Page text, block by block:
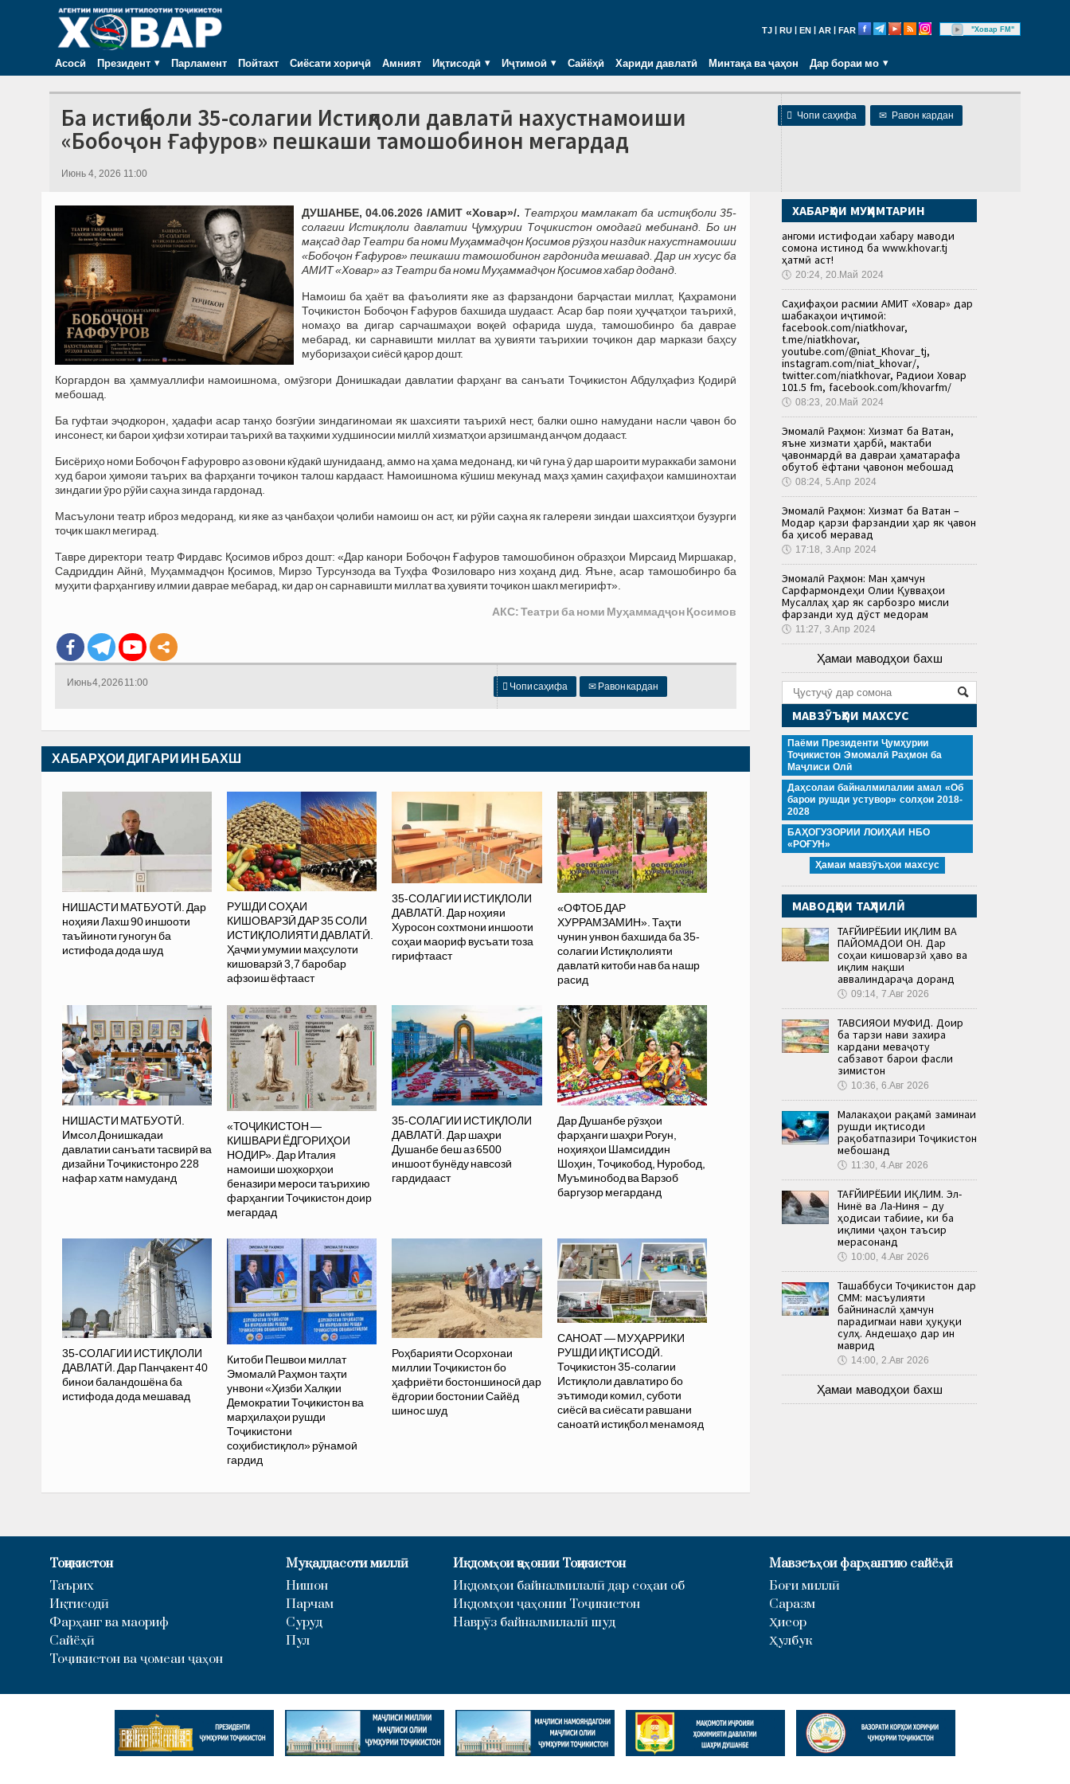
TJ RU EN AR FAR "Ховар FM"
Асосӣ Президент Парламент Пойтахт Сиёсати хориҷӣ Амният Иқтисодӣ Иҷтимоӣ Сайёҳӣ Хариди давлатӣ Минтақа ва ҷаҳон Дар бораи мо
 Чопи саҳифа ✉ Равон кардан
Ба истиқболи 35-солагии Истиқлоли давлатӣ нахустнамоиши
«Бобоҷон Ғафуров» пешкаши тамошобинон мегардад
Июнь 4, 2026 11:00
ДУШАНБЕ, 04.06.2026 /АМИТ «Ховар»/. Театрҳои мамлакат ба истиқболи 35-
солагии Истиқлоли давлатии Ҷумҳурии Тоҷикистон омодагӣ мебинанд. Бо ин
мақсад дар Театри ба номи Муҳаммадҷон Қосимов рӯзҳои наздик нахустнамоиши
«Бобоҷон Ғафуров» пешкаши тамошобинон гардонида мешавад. Дар ин хусус ба
АМИТ«Ховар» аз Театри ба номи Муҳаммадҷон Қосимов хабар доданд.
Намоиш ба ҳаёт ва фаъолияти яке аз фарзандони барҷастаи миллат, Қаҳрамони
Тоҷикистон Бобоҷон Ғафуров бахшида шудааст. Асар бар пояи ҳуҷҷатҳои таърихӣ,
номаҳо ва дигар сарчашмаҳои воқеӣ офарида шуда, тамошобинро ба даврае
мебарад, ки сарнавишти миллат ва ҳувияти таърихии тоҷикон дар маркази баҳсу
муборизаҳои сиёсӣ қарор дошт.
Коргардон ва ҳаммуаллифи намоишнома, омӯзгори Донишкадаи давлатии фарҳанг ва санъати Тоҷикистон Абдулҳафиз Қодирӣ
мебошад.
Ба гуфтаи эҷодкорон, ҳадафи асар танҳо бозгӯии зиндагиномаи як шахсияти таърихӣ нест, балки ошно намудани насли ҷавон бо
инсонест, ки барои ҳифзи хотираи таърихӣ ва таҳкими худшиносии миллӣ хизматҳои арзишманд анҷом додааст.
Бисёриҳо номи Бобоҷон Ғафуровро аз овони кӯдакӣ шунидаанд, аммо на ҳама медонанд, ки чӣ гуна ӯ дар шароити мураккаби замони
худ барои ҳимояи таърих ва фарҳанги тоҷикон талош кардааст. Намоишнома кӯшиш мекунад маҳз ҳамин саҳифаҳои камшинохтаи
зиндагии ӯро рӯйи саҳна зинда гардонад.
Масъулони театр иброз медоранд, ки яке аз ҷанбаҳои ҷолиби намоиш он аст, ки рӯйи саҳна як галереяи зиндаи шахсиятҳои бузурги
тоҷик шакл мегирад.
Тавре директори театр Фирдавс Қосимов иброз дошт: «Дар канори Бобоҷон Ғафуров тамошобинон образҳои Мирсаид Миршакар,
Садриддин Айнӣ, Муҳаммадҷон Қосимов, Мирзо Турсунзода ва Туҳфа Фозиловаро низ хоҳанд дид. Яъне, асар тамошобинро ба
муҳити фарҳангиву илмии даврае мебарад, ки дар он сарнавишти миллат ва ҳувияти тоҷикон шакл мегирифт».
АКС: Театри ба номи Муҳаммадҷон Қосимов
 Чопи саҳифа ✉ Равон кардан
Июнь 4, 2026 11:00
ХАБАРҲОИ ДИГАРИ ИН БАХШ
НИШАСТИ МАТБУОТӢ. Дар
ноҳияи Лахш 90 иншооти
таъйиноти гуногун ба
истифода дода шуд
РУШДИ СОҲАИ
КИШОВАРЗӢ ДАР 35 СОЛИ
ИСТИҚЛОЛИЯТИ ДАВЛАТӢ.
Ҳаҷми умумии маҳсулоти
кишоварзӣ 3,7 баробар
афзоиш ёфтааст
35-СОЛАГИИ ИСТИҚЛОЛИ
ДАВЛАТӢ. Дар ноҳияи
Хуросон сохтмони иншооти
соҳаи маориф вусъати тоза
гирифтааст
«ОФТОБ ДАР
ХУРРАМЗАМИН». Таҳти
чунин унвон бахшида ба 35-
солагии Истиқлолияти
давлатӣ китоби нав ба нашр
расид
НИШАСТИ МАТБУОТӢ.
Имсол Донишкадаи
давлатии санъати тасвирӣ ва
дизайни Тоҷикистонро 228
нафар хатм намуданд
«ТОҶИКИСТОН —
КИШВАРИ ЁДГОРИҲОИ
НОДИР». Дар Италия
намоиши шоҳкорҳои
беназири мероси таърихию
фарҳангии Тоҷикистон доир
мегардад
35-СОЛАГИИ ИСТИҚЛОЛИ
ДАВЛАТӢ. Дар шаҳри
Душанбе беш аз 6500
иншоот бунёду навсозӣ
гардидааст
Дар Душанбе рӯзҳои
фарҳанги шаҳри Роғун,
ноҳияҳои Шамсиддин
Шоҳин, Тоҷикобод, Нуробод,
Муъминобод ва Варзоб
баргузор мегарданд
35-СОЛАГИИ ИСТИҚЛОЛИ
ДАВЛАТӢ. Дар Панҷакент 40
бинои баландошёна ба
истифода дода мешавад
Китоби Пешвои миллат
Эмомалӣ Раҳмон таҳти
унвони «Ҳизби Халқии
Демократии Тоҷикистон ва
марҳилаҳои рушди
Тоҷикистони
соҳибистиқлол» рӯнамоӣ
гардид
Роҳбарияти Осорхонаи
миллии Тоҷикистон бо
ҳафриёти бостоншиносӣ дар
ёдгории бостонии Сайёд
шинос шуд
САНОАТ — МУҲАРРИКИ
РУШДИ ИҚТИСОДӢ.
Тоҷикистон 35-солагии
Истиқлоли давлатиро бо
эътимоди комил, суботи
сиёсӣ ва сиёсати равшани
саноатӣ истиқбол менамояд
ХАБАРҲОИ МУҲИМТАРИН
Ҳангоми истифодаи хабару маводи
сомона истинод ба www.khovar.tj
ҳатмӣ аст!
🕔 20:24, 20.Май 2024
Саҳифаҳои расмии АМИТ «Ховар» дар
шабакаҳои иҷтимоӣ:
facebook.com/niatkhovar,
t.me/niatkhovar,
youtube.com/@niat_Khovar_tj,
instagram.com/niat_khovar/,
twitter.com/niatkhovar, Радиои Ховар
101.5 fm, facebook.com/khovarfm/
🕔 08:23, 20.Май 2024
Эмомалӣ Раҳмон: Хизмат ба Ватан,
яъне хизмати ҳарбӣ, мактаби
ҷавонмардӣ ва давраи ҳаматарафа
обутоб ёфтани ҷавонон мебошад
🕔 08:24, 5.Апр 2024
Эмомалӣ Раҳмон: Хизмат ба Ватан –
Модар қарзи фарзандии ҳар як ҷавон
ба ҳисоб меравад
🕔 17:18, 3.Апр 2024
Эмомалӣ Раҳмон: Ман ҳамчун
Сарфармондеҳи Олии Қувваҳои
Мусаллаҳ ҳар як сарбозро мисли
фарзанди худ дӯст медорам
🕔 11:27, 3.Апр 2024
Ҳамаи маводҳои бахш
МАВЗӮЪҲОИ МАХСУС
Паёми Президенти Ҷумҳурии
Тоҷикистон Эмомалӣ Раҳмон ба
Маҷлиси Олӣ
Даҳсолаи байналмилалии амал «Об
барои рушди устувор» солҳои 2018-
2028
БАҲОГУЗОРИИ ЛОИҲАИ НБО
«РОҒУН»
Ҳамаи мавзӯъҳои махсус
МАВОДҲОИ ТАҲЛИЛӢ
ТАҒЙИРЁБИИ ИҚЛИМ ВА
ПАЙОМАДҲОИ ОН. Дар
соҳаи кишоварзӣ ҳаво ва
иқлим нақши
аввалиндараҷа доранд
🕔 09:14, 7.Авг 2026
ТАВСИЯҲОИ МУФИД. Доир
ба тарзи нави захира
кардани меваҷоту
сабзавот барои фасли
зимистон
🕔 10:36, 6.Авг 2026
Малакаҳои рақамӣ заминаи
рушди иқтисоди
рақобатпазири Тоҷикистон
мебошанд
🕔 11:30, 4.Авг 2026
ТАҒЙИРЁБИИ ИҚЛИМ. Эл-
Нинё ва Ла-Ниня – ду
ҳодисаи табиие, ки ба
иқлими ҷаҳон таъсир
мерасонанд
🕔 10:00, 4.Авг 2026
Ташаббуси Тоҷикистон дар
СММ: масъулияти
байнинаслӣ ҳамчун
парадигмаи нави ҳуқуқи
сулҳ. Андешаҳо дар ин
маврид
🕔 14:00, 2.Авг 2026
Ҳамаи маводҳои бахш
Тоҷикистон
Таърих
Иқтисодӣ
Фарҳанг ва маориф
Сайёҳӣ
Тоҷикистон ва ҷомеаи ҷаҳон
Муқаддасоти миллӣ
Нишон
Парчам
Суруд
Пул
Иқдомҳои ҷаҳонии Тоҷикистон
Иқдомҳои байналмилалӣ дар соҳаи об
Иқдомҳои ҷаҳонии Тоҷикистон
Наврӯз байналмилалӣ шуд
Мавзеъҳои фарҳангию сайёҳӣ
Боғи миллӣ
Саразм
Ҳисор
Ҳулбук